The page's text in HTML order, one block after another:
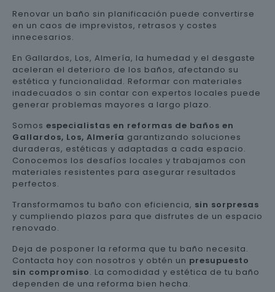
Renovar un baño sin planificación puede convertirse
en un caos de imprevistos, retrasos y costes
innecesarios.
En Gallardos, Los, Almería, la humedad y el desgaste
aceleran el deterioro de los baños, afectando su
estética y funcionalidad. Reformar con materiales
inadecuados o sin contar con expertos locales puede
generar problemas mayores a largo plazo.
Somos especialistas en reformas de baños en
Gallardos, Los, Almería garantizando soluciones
duraderas, estéticas y adaptadas a cada espacio.
Conocemos los desafíos locales y trabajamos con
materiales resistentes para asegurar resultados
perfectos.
Transformamos tu baño con eficiencia, sin sorpresas
y cumpliendo plazos para que disfrutes de un espacio
renovado.
Deja de posponer la reforma que tu baño necesita.
Contacta hoy con nosotros y obtén un presupuesto
sin compromiso. La comodidad y estética de tu baño
dependen de una reforma bien hecha.